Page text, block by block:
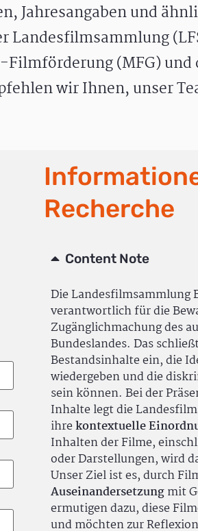
Jahresangaben und
Landesfilmsammlung
(MFG) und
wir Ihnen, unser
Recherche
Content Note
Die Landesfilmsammlung
verantwortlich für die
Zugänglichmachung des
Bundeslandes. Das
Bestandsinhalte ein, die
wiedergeben und die
sein können. Bei der
Inhalte legt die
ihrekontextuelle
Inhalten der Filme,
oder Darstellungen, wird
Unser Ziel ist es, durch
Auseinandersetzungmit
ermutigen dazu, diese
und möchten zur